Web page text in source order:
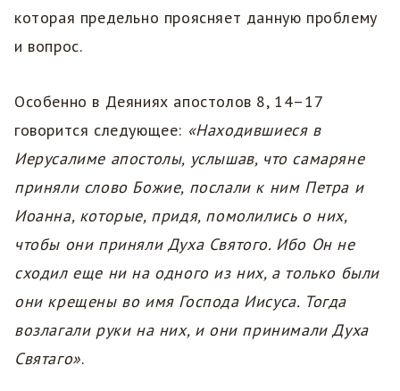
которая предельно проясняет данную проблему
и вопрос.
Особенно в Деяниях апостолов 8, 14–17
говорится следующее: «Находившиеся в
Иерусалиме апостолы, услышав, что самаряне
приняли слово Божие, послали к ним Петра и
Иоанна, которые, придя, помолились о них,
чтобы они приняли Духа Святого. Ибо Он не
сходил еще ни на одного из них, а только были
они крещены во имя Господа Иисуса. Тогда
возлагали руки на них, и они принимали Духа
Святаго».